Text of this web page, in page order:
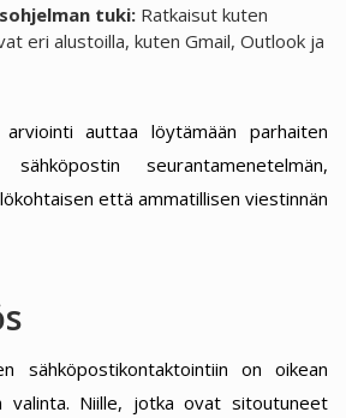
tuki:Ratkaisut kuten
eri alustoilla, kuten Gmail, Outlook ja
arviointi auttaa löytämään parhaiten
seurantamenetelmän,
että ammatillisen viestinnän
sähköpostikontaktointiin on oikean
valinta. Niille, jotka ovat sitoutuneet